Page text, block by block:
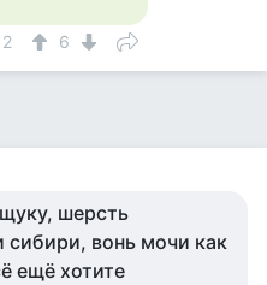
6
шерсть
сибири, вонь мочи как
ещё хотите